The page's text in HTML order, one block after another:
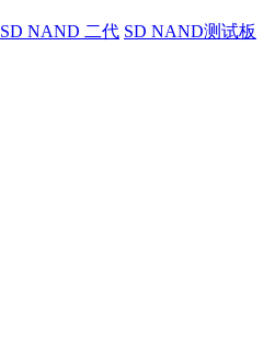
SD NAND 二代 SD NAND测试板